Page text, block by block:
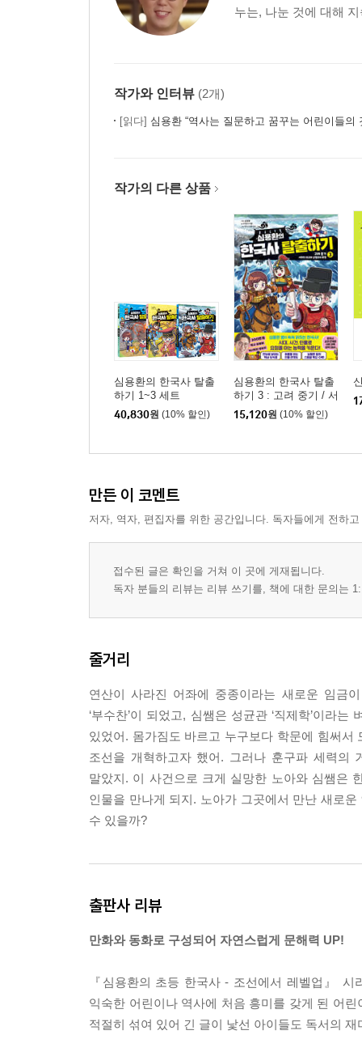
누는, 나눈 것에 대해
작가와 인터뷰 (2개)
[읽다] 심용환 “역사는 질문하고 꿈꾸는 어린이들의
작가의 다른 상품
심용환의 한국사 탈출
하기 1~3 세트
40,830원 (10% 할인)
심용환의 한국사 탈출
하기 3 : 고려 중기 / 서
희의 외교와 삼별초의
투쟁 편
15,120원 (10% 할인)
만든 이 코멘트
저자, 역자, 편집자를 위한 공간입니다. 독자들에게 전하
접수된 글은 확인을 거쳐 이 곳에 게재됩니다.
독자 분들의 리뷰는 리뷰 쓰기를, 책에 대한 문의는
줄거리
연산이 사라진 어좌에 중종이라는 새로운 임금
‘부수찬’이 되었고, 심쌤은 성균관 ‘직제학’이라
있었어. 몸가짐도 바르고 누구보다 학문에 힘써서
조선을 개혁하고자 했어. 그러나 훈구파 세력의
말았지. 이 사건으로 크게 실망한 노아와 심쌤은
인물을 만나게 되지. 노아가 그곳에서 만난 새로
수 있을까?
출판사 리뷰
만화와 동화로 구성되어 자연스럽게 문해력 UP!
『심용환의 초등 한국사 - 조선에서 레벨업』
익숙한 어린이나 역사에 처음 흥미를 갖게 된 어
적절히 섞여 있어 긴 글이 낯선 아이들도 독서의